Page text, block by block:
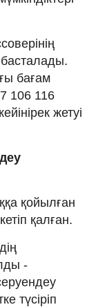
бағам
106 116
жетуі
қойылған
қалған.
-
түсіріп